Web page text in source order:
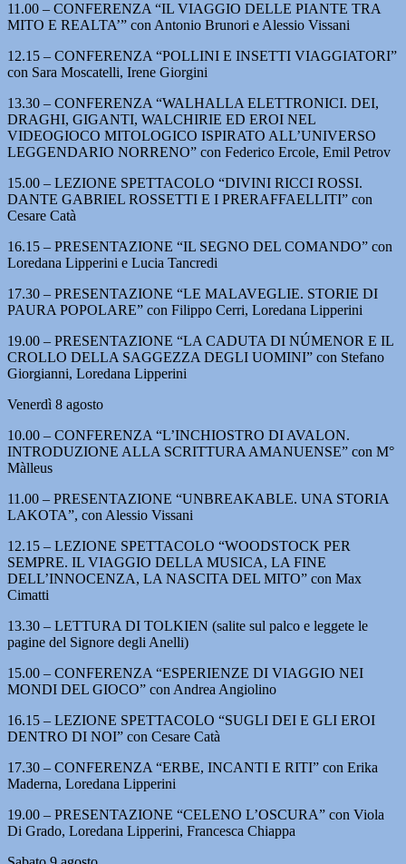
11.00 – CONFERENZA “IL VIAGGIO DELLE PIANTE TRA
MITO E REALTA’” con Antonio Brunori e Alessio Vissani
12.15 – CONFERENZA “POLLINI E INSETTI VIAGGIATORI”
con Sara Moscatelli, Irene Giorgini
13.30 – CONFERENZA “WALHALLA ELETTRONICI. DEI,
DRAGHI, GIGANTI, WALCHIRIE ED EROI NEL
VIDEOGIOCO MITOLOGICO ISPIRATO ALL’UNIVERSO
LEGGENDARIO NORRENO” con Federico Ercole, Emil Petrov
15.00 – LEZIONE SPETTACOLO “DIVINI RICCI ROSSI.
DANTE GABRIEL ROSSETTI E I PRERAFFAELLITI” con
Cesare Catà
16.15 – PRESENTAZIONE “IL SEGNO DEL COMANDO” con
Loredana Lipperini e Lucia Tancredi
17.30 – PRESENTAZIONE “LE MALAVEGLIE. STORIE DI
PAURA POPOLARE” con Filippo Cerri, Loredana Lipperini
19.00 – PRESENTAZIONE “LA CADUTA DI NÚMENOR E IL
CROLLO DELLA SAGGEZZA DEGLI UOMINI” con Stefano
Giorgianni, Loredana Lipperini
Venerdì 8 agosto
10.00 – CONFERENZA “L’INCHIOSTRO DI AVALON.
INTRODUZIONE ALLA SCRITTURA AMANUENSE” con M°
Màlleus
11.00 – PRESENTAZIONE “UNBREAKABLE. UNA STORIA
LAKOTA”, con Alessio Vissani
12.15 – LEZIONE SPETTACOLO “WOODSTOCK PER
SEMPRE. IL VIAGGIO DELLA MUSICA, LA FINE
DELL’INNOCENZA, LA NASCITA DEL MITO” con Max
Cimatti
13.30 – LETTURA DI TOLKIEN (salite sul palco e leggete le
pagine del Signore degli Anelli)
15.00 – CONFERENZA “ESPERIENZE DI VIAGGIO NEI
MONDI DEL GIOCO” con Andrea Angiolino
16.15 – LEZIONE SPETTACOLO “SUGLI DEI E GLI EROI
DENTRO DI NOI” con Cesare Catà
17.30 – CONFERENZA “ERBE, INCANTI E RITI” con Erika
Maderna, Loredana Lipperini
19.00 – PRESENTAZIONE “CELENO L’OSCURA” con Viola
Di Grado, Loredana Lipperini, Francesca Chiappa